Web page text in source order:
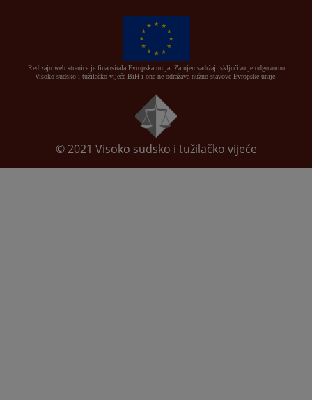
Redizajn web stranice je finansirala Evropska unija. Za njen sadržaj isključivo je odgovorno
Visoko sudsko i tužilačko vijeće BiH i ona ne odražava nužno stavove Evropske unije.
© 2021 Visoko sudsko i tužilačko vijeće